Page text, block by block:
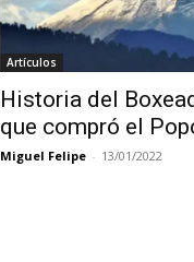
Artículos
Historia del
que compró el
Miguel Felipe - 13/01/2022